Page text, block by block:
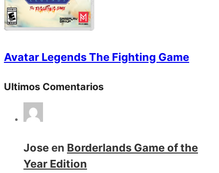
Avatar Legends The Fighting Game
Ultimos Comentarios
Jose en Borderlands Game of the
Year Edition